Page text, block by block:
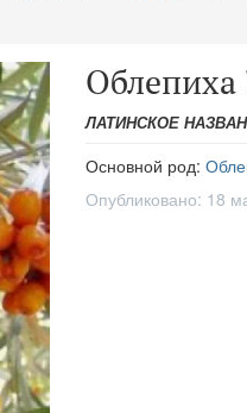
Облепиха
ЛАТИНСКОЕ
Основной род:
Опубликовано: 18